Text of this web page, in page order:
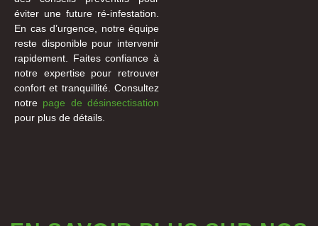
éviter une future ré-infestation.
En cas d’urgence, notre équipe
reste disponible pour intervenir
rapidement. Faites confiance à
notre expertise pour retrouver
confort et tranquillité. Consultez
notre page de désinsectisation
pour plus de détails.